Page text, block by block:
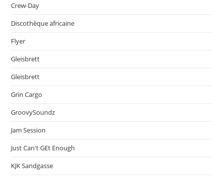
Crew-Day
Discothèque africaine
Flyer
Gleisbrett
Gleisbrett
Grin Cargo
GroovySoundz
Jam Session
Just Can't GEt Enough
KJK Sandgasse